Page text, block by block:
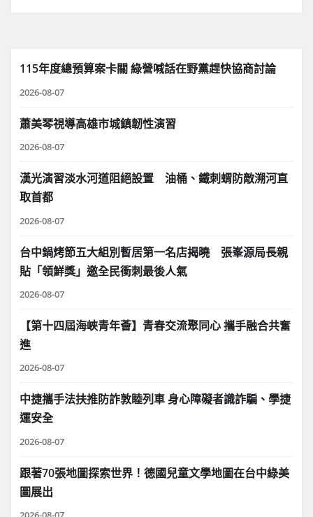
115年度總預算案卡關 綠營喊話在野黨趕快協商討論
2026-08-07
蕭美琴視導高雄市城鎮韌性演習
2026-08-07
漢光演習淡水河道阻絕設置 油桶、鐵刺蝟防敵溯河直
取首都
2026-08-07
台中鍋烤節五大組別暫居第一名店揭曉 張峯源局長親
貼「領鮮獎」邀全民衝刺最後人氣
2026-08-07
【第十四屆海峽青年薈】青春交流聚同心 攜手融合共奮
進
2026-08-07
中捷攜手法扶推防詐敦睦列車 身心障礙者識詐騙、學捷
運安全
2026-08-07
跟著70張地圖探索世界！德國兒童文學地圖在台中綠美
圖展出